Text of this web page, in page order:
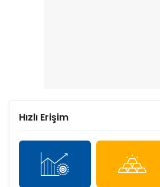
Hızlı Erişim